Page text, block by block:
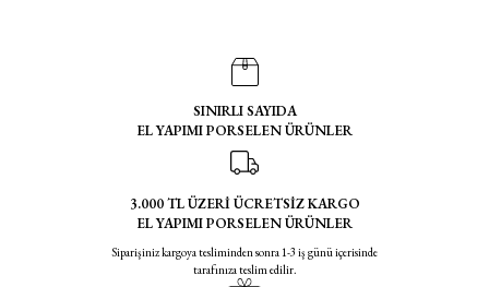
SINIRLI SAYIDA
EL YAPIMI PORSELEN ÜRÜNLER
3.000 TL ÜZERİ ÜCRETSİZ KARGO
EL YAPIMI PORSELEN ÜRÜNLER
Siparişiniz kargoya tesliminden sonra 1-3 iş günü içerisinde
tarafınıza teslim edilir.